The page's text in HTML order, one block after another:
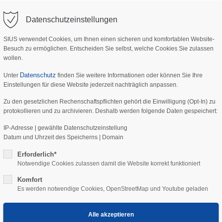
dolor sit amet:
/ 365days
for our customers
- 5:00pm(GMT +1)
Cybersteel Inc.
San Francisco, CA 94102
Have any questions?
+44 1234 567 890
Home KNX Anwendung
vermittelt ein Gefühl der
: Einbruch, Feuer, Rauch, Gas und Wasserschaden
erkannt und gemeldet. Dank der Kamera in der
ist jederzeit klar, wer vor der Tür steht.
: Die Beleuchtung im ganzen Haus wird mit
Datenschutzeinstellungen
SIUS verwendet Cookies, um Ihnen einen sicheren und komfortablen Website-
Besuch zu ermöglichen. Entscheiden Sie selbst, welche Cookies Sie zulassen
wollen.
Unter Datenschutz finden Sie weitere Informationen oder können Sie Ihre
Einstellungen für diese Website jederzeit nachträglich anpassen.
Zu den gesetzlichen Rechenschaftspflichten gehört die Einwilligung (Opt-In) zu
protokollieren und zu archivieren. Deshalb werden folgende Daten gespeichert:
IP-Adresse | gewählte Datenschutzeinstellung
Datum und Uhrzeit des Speicherns | Domain
Erforderlich*
Notwendige Cookies zulassen damit die Website korrekt funktioniert
Komfort
Es werden notwendige Cookies, OpenStreetMap und Youtube geladen